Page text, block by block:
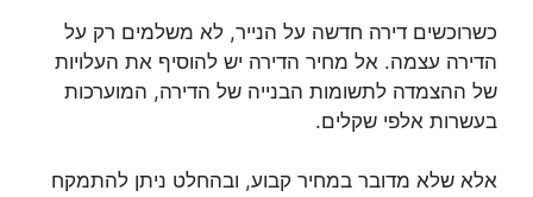
כשרוכשים דירה חדשה על הנייר, לא משלמים רק על
הדירה עצמה. אל מחיר הדירה יש להוסיף את העלויות
של ההצמדה לתשומות הבנייה של הדירה, המוערכות
בעשרות אלפי שקלים.
אלא שלא מדובר במחיר קבוע, ובהחלט ניתן להתמקח